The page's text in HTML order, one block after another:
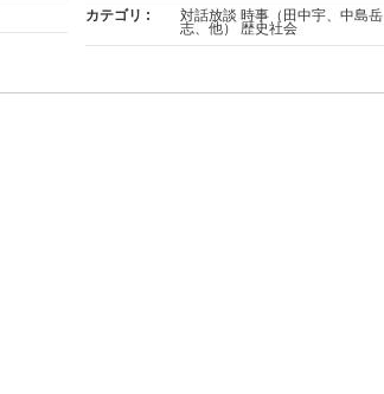
カテゴリ :
対話放談 時事（田中宇、中島岳
志、他） 歴史社会